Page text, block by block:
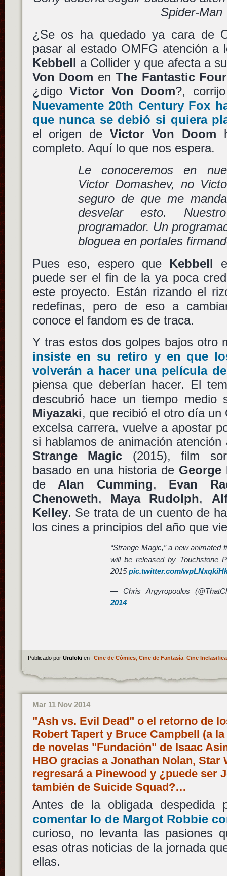
Spider-Man
¿Se os ha quedado ya cara de
pasar al estado OMFG atención a
Kebbell a Collider y que afecta a
Von Doom en The Fantastic Four
¿digoVictor Von Doom?,
Nuevamente20th Century Fox
que nunca se debió si quiera
el origen deVictor Von Doom
completo. Aquí lo que nos espera.
Le conoceremos en
Victor Domashev, no
seguro de que me
desvelar esto.
programador. Un
bloguea en portales
Pues eso, espero que Kebbell
puede ser el fin de la ya poca
este proyecto. Están rizando el
redefinas, pero de eso a
conoce el fandom es de traca.
Y tras estos dos golpes bajos
insiste en su retiro y en que
volverán a hacer una película
piensa que deberían hacer. El
descubrió hace un tiempo medio
Miyazaki, que recibió el otro día
excelsa carrera, vuelve a apostar
si hablamos de animación
Strange Magic (2015), film
basado en una historia de George
de Alan Cumming, Evan
Chenoweth, Maya Rudolph,
Kelley. Se trata de un cuento de
los cines a principios del año que
“Strange Magic,” a new animated
will be released by Touchstone
2015pic.twitter.com/
— Chris Argyropoulos
2014
Publicado por Uruloki en Cine de Cómics, Cine de Fantasía, Cine
Mar 11 Nov 2014
"Ash vs. Evil Dead" o el retorno de
Robert Tapert y Bruce Campbell (a
de novelas "Fundación" de Isaac
HBO gracias a Jonathan Nolan, Star
regresará a Pinewood y ¿puede ser
también de Suicide Squad?…
Antes de la obligada despedida
comentar lo de Margot Robbie
curioso, no levanta las pasiones
esas otras noticias de la jornada
ellas.